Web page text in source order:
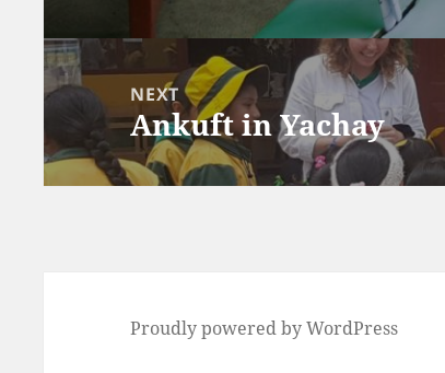
NEXT
Next
post:
Ankuft in Yachay
Proudly powered by WordPress